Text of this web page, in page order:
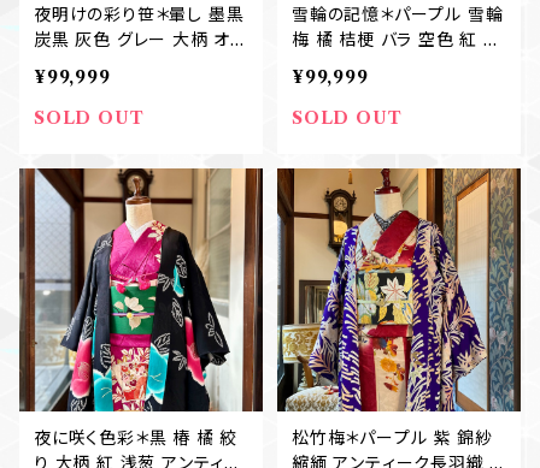
夜明けの彩り笹＊暈し 墨黒
炭黒 灰色 グレー 大柄 オレ
ンジ 刺繍 アンティーク長羽
織 B415
¥99,999
SOLD OUT
雪輪の記憶＊パープル 雪輪
梅 橘 桔梗 バラ 空色 紅 赤
花 アンティーク長羽織 B39
4
¥99,999
SOLD OUT
夜に咲く色彩＊黒 椿 橘 絞
り 大柄 紅 浅葱 アンティー
松竹梅＊パープル 紫 錦紗
縮緬 アンティーク長羽織 B